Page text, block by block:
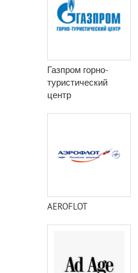
Газпром горно-
туристический
центр
AEROFLOT